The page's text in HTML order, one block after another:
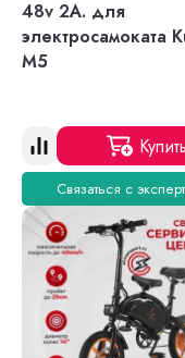
48v 2A. для
электросамоката
M5
Купить
Связаться с